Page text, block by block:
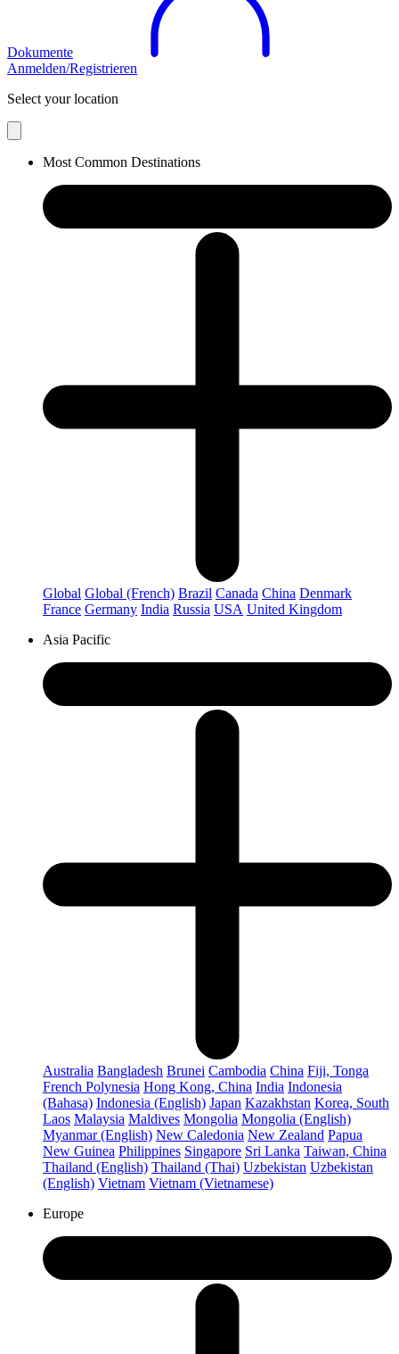
Dokumente
Anmelden/Registrieren
Select your location
Most Common Destinations
Global Global (French) Brazil Canada China Denmark
France Germany India Russia USA United Kingdom
Asia Pacific
Australia Bangladesh Brunei Cambodia China Fiji, Tonga
French Polynesia Hong Kong, China India Indonesia
(Bahasa) Indonesia (English) Japan Kazakhstan Korea, South
Laos Malaysia Maldives Mongolia Mongolia (English)
Myanmar (English) New Caledonia New Zealand Papua
New Guinea Philippines Singapore Sri Lanka Taiwan, China
Thailand (English) Thailand (Thai) Uzbekistan Uzbekistan
(English) Vietnam Vietnam (Vietnamese)
Europe